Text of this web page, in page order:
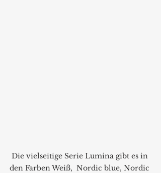
Die vielseitige Serie Lumina gibt es in
den Farben Weiß,  Nordic blue, Nordic